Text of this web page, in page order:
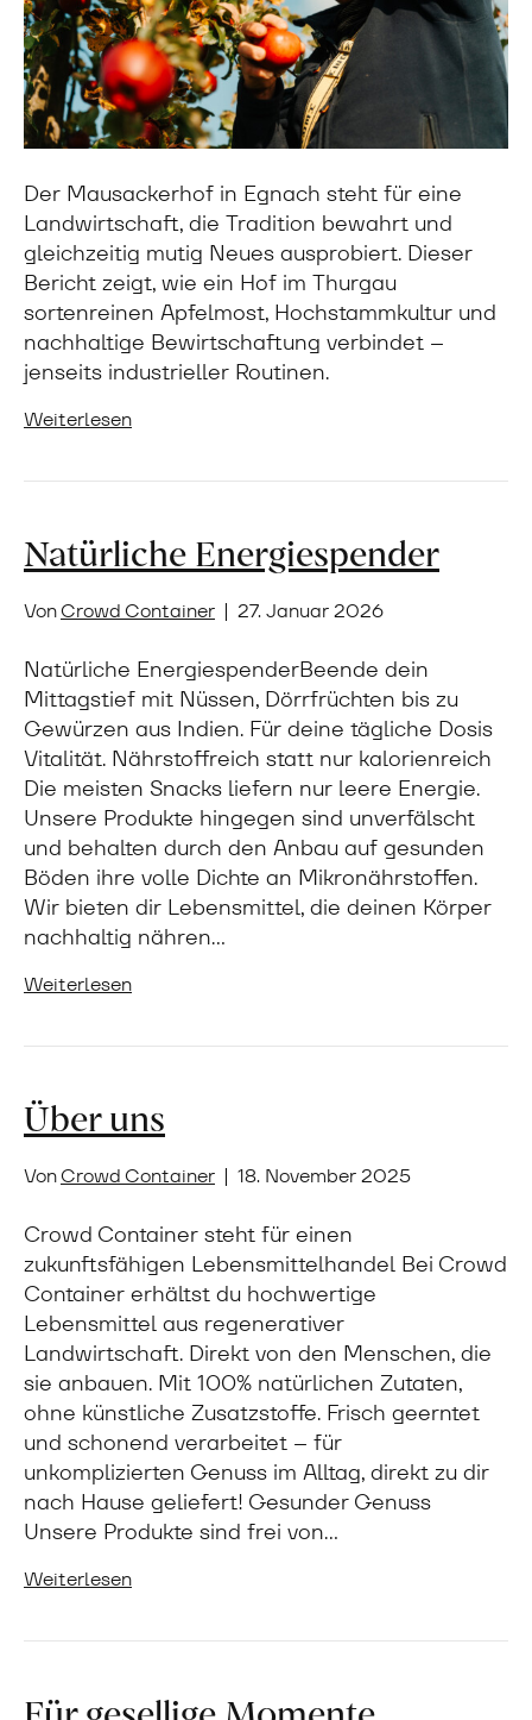
Der Mausackerhof in Egnach steht für eine
Landwirtschaft, die Tradition bewahrt und
gleichzeitig mutig Neues ausprobiert. Dieser
Bericht zeigt, wie ein Hof im Thurgau
sortenreinen Apfelmost, Hochstammkultur und
nachhaltige Bewirtschaftung verbindet –
jenseits industrieller Routinen.
Weiterlesen
Natürliche Energiespender
VonCrowd Container | 27. Januar 2026
Natürliche EnergiespenderBeende dein
Mittagstief mit Nüssen, Dörrfrüchten bis zu
Gewürzen aus Indien. Für deine tägliche Dosis
Vitalität. Nährstoffreich statt nur kalorienreich
Die meisten Snacks liefern nur leere Energie.
Unsere Produkte hingegen sind unverfälscht
und behalten durch den Anbau auf gesunden
Böden ihre volle Dichte an Mikronährstoffen.
Wir bieten dir Lebensmittel, die deinen Körper
nachhaltig nähren…
Weiterlesen
Über uns
VonCrowd Container | 18. November 2025
Crowd Container steht für einen
zukunftsfähigen Lebensmittelhandel Bei Crowd
Container erhältst du hochwertige
Lebensmittel aus regenerativer
Landwirtschaft. Direkt von den Menschen, die
sie anbauen. Mit 100% natürlichen Zutaten,
ohne künstliche Zusatzstoffe. Frisch geerntet
und schonend verarbeitet – für
unkomplizierten Genuss im Alltag, direkt zu dir
nach Hause geliefert! Gesunder Genuss
Unsere Produkte sind frei von…
Weiterlesen